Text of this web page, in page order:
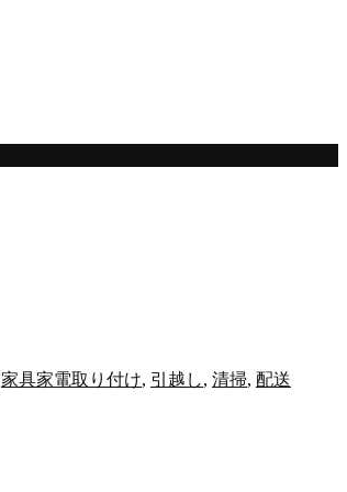
家具家電取り付け, 引越し, 清掃, 配送